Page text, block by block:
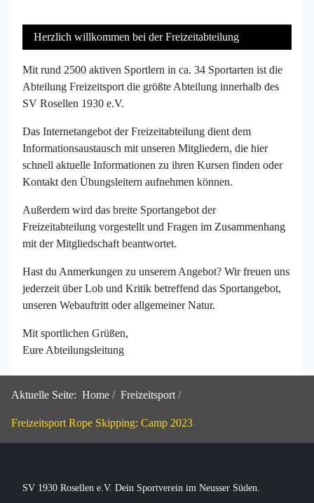
Herzlich willkommen bei der Freizeitabteilung
Mit rund 2500 aktiven Sportlern in ca. 34 Sportarten ist die
Abteilung Freizeitsport die größte Abteilung innerhalb des
SV Rosellen 1930 e.V.
Das Internetangebot der Freizeitabteilung dient dem
Informationsaustausch mit unseren Mitgliedern, die hier
schnell aktuelle Informationen zu ihren Kursen finden oder
Kontakt den Übungsleitern aufnehmen können.
Außerdem wird das breite Sportangebot der
Freizeitabteilung vorgestellt und Fragen im Zusammenhang
mit der Mitgliedschaft beantwortet.
Hast du Anmerkungen zu unserem Angebot? Wir freuen uns
jederzeit über Lob und Kritik betreffend das Sportangebot,
unseren Webauftritt oder allgemeiner Natur.
Mit sportlichen Grüßen,
Eure Abteilungsleitung
Aktuelle Seite: Home Freizeitsport
Freizeitsport Rope Skipping: Camp 2023
SV 1930 Rosellen e.V. Dein Sportverein im Neusser Süden.